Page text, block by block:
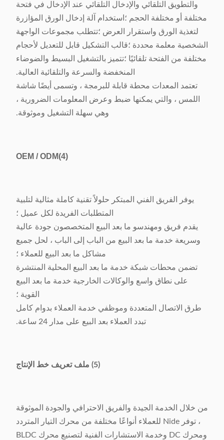
والتطويق التلقائي والإدخال التلقائي عند الإدخال في فتحة
مختلفة أو مختلفة الحجم ؛استخدام آلة إدخال الورق المؤازرة
لتغذية الورق واستقرار العرض ؛تتطلب مجموعات الواجهة
الشخصية معلمة محددة ؛قالب التشكيل قابل للتعديل لأحجام
مختلفة من الفتحة تلقائيًا ؛تتميز بالتشغيل البسيط والضوضاء
المنخفضة والسرعة والتلقائية العالية.
تعتمد المعدات محطة قابلة للبرمجة ، وتسمى أيضًا شاشة
اللمس ، والتي يمكنها ضبط وعرض المعلومات الضرورية ،
وهي سهلة التشغيل وموثوقة.
(4)
OEM / ODM
يوفر الفريق الفني المبتكر حلولاً تقنية كاملة مثالية لتلبية
المتطلبات الفريدة لكل عميل ؛
يقدم فريق ومهندسو ما بعد البيع المتخصصون جودة عالية
وسريعة خدمة ما بعد البيع من الباب إلى الباب ، لحل جميع
مشاكل ما بعد البيع للعملاء ؛
تضمن محطات شبكة خدمة ما بعد البيع المحلية المنتشرة
على نطاق واسع والوكالات الخارجية خدمة ما بعد البيع
القوية ؛
طرق الاتصال المتعددة وموظفي خدمة العملاء بدوام كامل
تبدد العملاء بعد البيع على مدار 24 ساعة.
(5) ملف تعريف خط الإنتاج
من خلال الخدمة الجيدة والفريق الاحترافي والجودة الموثوقة
، توفر Nide للعملاء أنواعًا مختلفة من محرك التيار المتردد
ومحرك DC وخدمة الاستشارات الفنية لتصنيع محرك BLDC